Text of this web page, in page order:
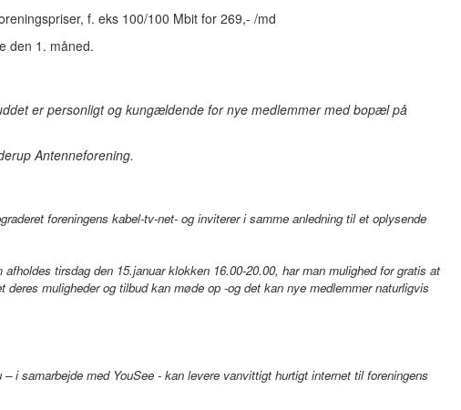
f. eks 100/100 Mbit for 269,- /md
den 1. måned.
er personligt og kungældende for nye medlemmer med bopæl på
Antenneforening.
foreningens kabel-tv-net- og inviterer i samme anledning til et oplysende
tirsdag den 15.januar klokken 16.00-20.00, har man mulighed for gratis at
muligheder og tilbud kan møde op -og det kan nye medlemmer naturligvis
i samarbejde med YouSee - kan levere vanvittigt hurtigt internet til foreningens